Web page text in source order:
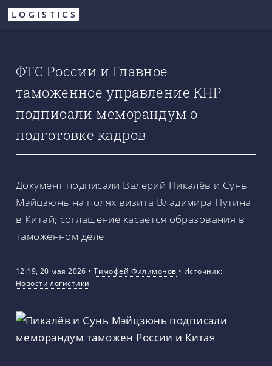
Перейти
LOGISTICS
ФТС России и Главное
таможенное управление КНР
подписали меморандум о
подготовке кадров
Документ подписали Валерий Пикалёв и Сунь
Мэйцзюнь на полях визита Владимира Путина
в Китай; соглашение касается образования в
таможенном деле
12:19, 20 мая 2026 •Тимофей Филимонов • Источник:
Новости логистики